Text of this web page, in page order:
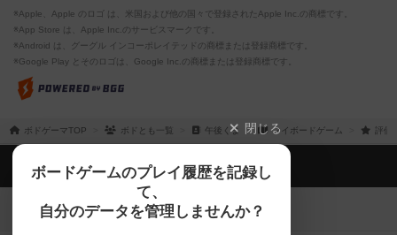
※Apple、Apple のロゴ は、米国および他の国々で登録されたApple Inc.の商標です。
※App Store は、Apple Inc.のサービスマークです。
※Android は、グーグル インコーポレイテッドの商標または登録商標です。
※Google Play とそのロゴは、Google Inc.の商標または登録商標です。
ボドゲーマTOP ボドとも一覧 午後くま マイボードゲーム 評価
閉じる
ボードゲームのプレイ履歴を記録し
て、
自分のデータを管理しませんか？
ボドゲーマTOP
ボードゲームを検索する